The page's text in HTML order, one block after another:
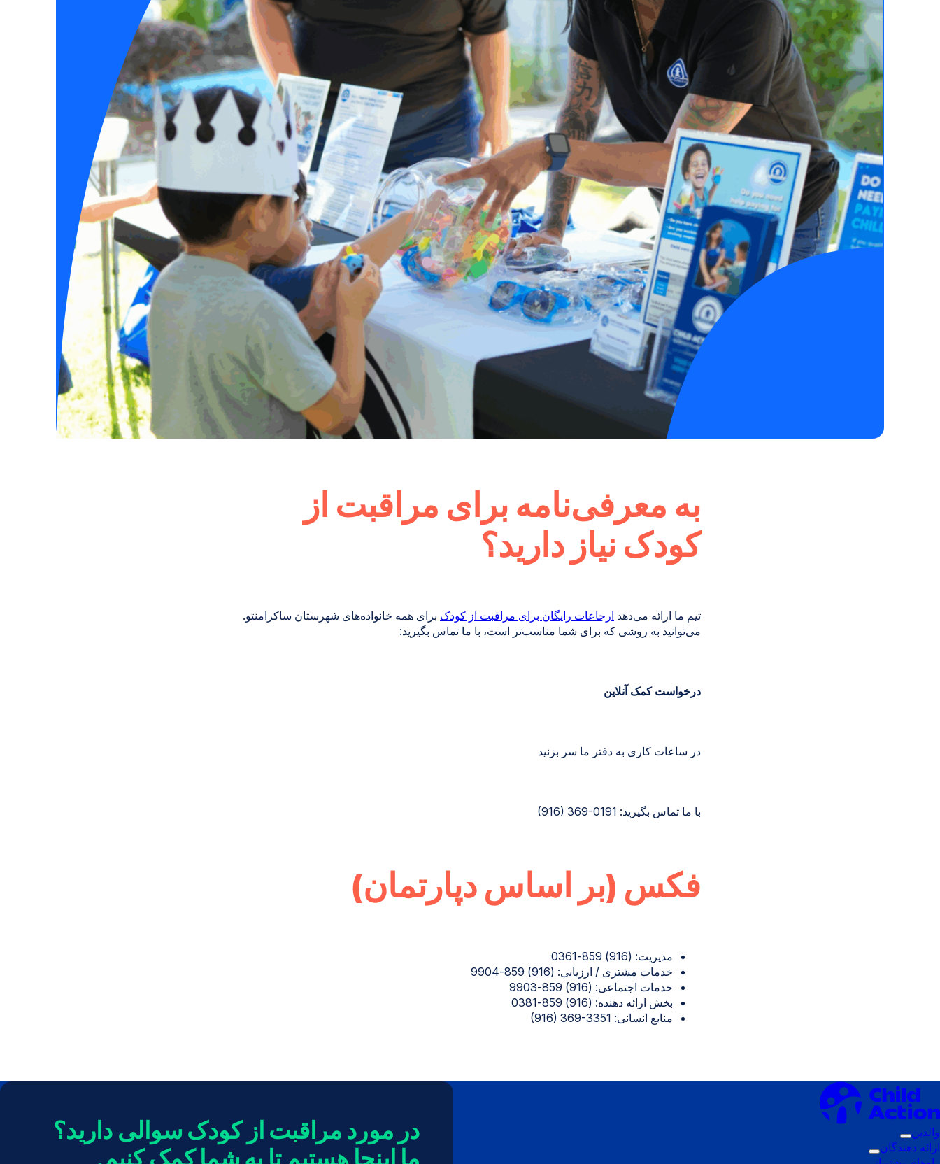
به معرفی‌نامه برای مراقبت از
کودک نیاز دارید؟
تیم ما ارائه می‌دهد ارجاعات رایگان برای مراقبت از کودک برای همه خانواده‌های شهرستان ساکرامنتو.
می‌توانید به روشی که برای شما مناسب‌تر است، با ما تماس بگیرید:
درخواست کمک آنلاین
در ساعات کاری به دفتر ما سر بزنید
با ما تماس بگیرید: ‎(916) 369-0191‎
فکس (بر اساس دپارتمان)
مدیریت: (916) 859-0361
خدمات مشتری / ارزیابی: (916) 859-9904
خدمات اجتماعی: (916) 859-9903
بخش ارائه دهنده: (916) 859-0381
منابع انسانی: ‎(916) 369-3351
والدین
زیرمنوی
فعال‌سازی:
ارائه دهندگان
در مورد مراقبت از کودک سوالی دارید؟
ما اینجا هستیم تا به شما کمک کنیم.